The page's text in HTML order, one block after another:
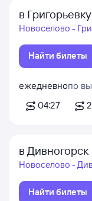
в Григорьевку
Новоселово -
Найти билеты
ежедневно
04:27
по
в Дивногорск
Новоселово -
Найти билеты